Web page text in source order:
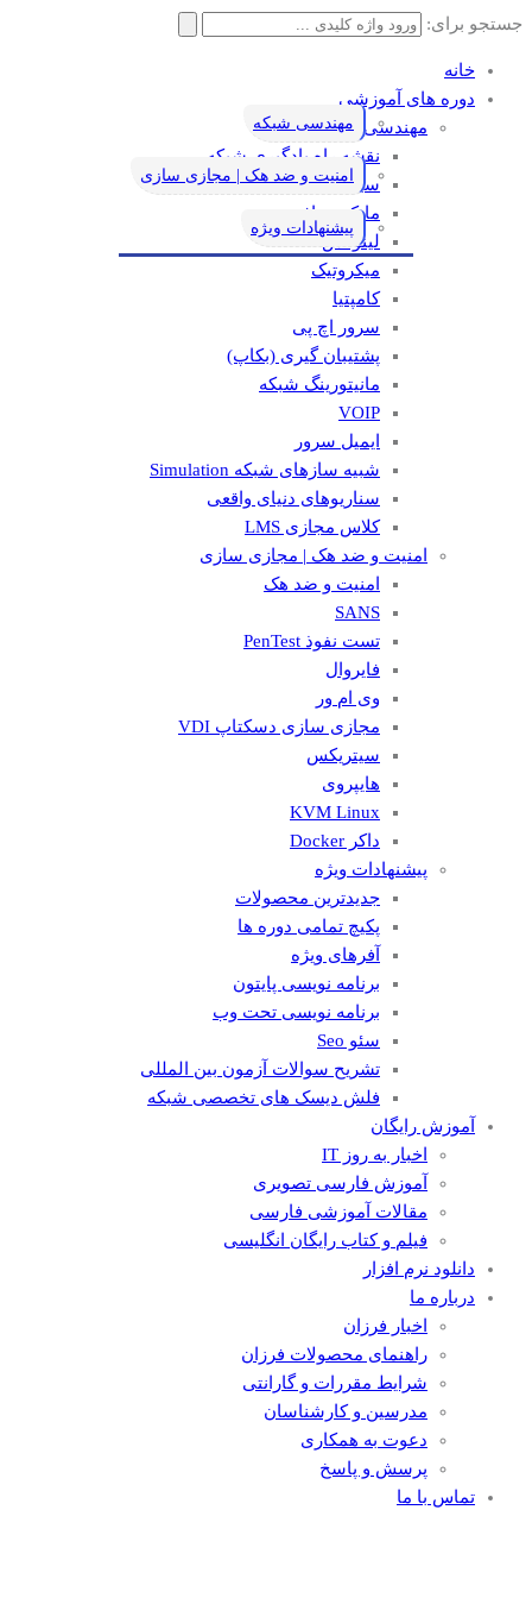
جستجو برای:
خانه
دوره های آموزشی
مهندسی شبکه
نقشه راه یادگیری شبکه
سیسکو
مایکروسافت
لینوکس
میکروتیک
کامپتیا
سرور اچ پی
پشتیبان گیری (بکاپ)
مانيتورينگ شبکه
VOIP
ایمیل سرور
شبیه سازهای شبکه Simulation
سناریوهای دنیای واقعی
کلاس مجازی LMS
امنیت و ضد هک | مجازی سازی
امنیت و ضد هک
SANS
تست نفوذ PenTest
فایروال
وی ام ور
مجازی سازی دسکتاپ VDI
سیتریکس
هایپروی
KVM Linux
داکر Docker
پیشنهادات ویژه
جدیدترین محصولات
پکیچ تمامی دوره ها
آفرهای ویژه
برنامه نویسی پایتون
برنامه نویسی تحت وب
سئو Seo
تشریح سوالات آزمون بین المللی
فلش دیسک های تخصصی شبکه
آموزش رایگان
اخبار به روز IT
آموزش فارسی تصویری
مقالات آموزشی فارسی
فیلم و کتاب رایگان انگلیسی
دانلود نرم افزار
درباره ما
اخبار فرزان
راهنمای محصولات فرزان
شرایط مقررات و گارانتی
مدرسین و کارشناسان
دعوت به همکاری
پرسش و پاسخ
تماس با ما
مهندسی شبکه
امنیت و ضد هک | مجازی سازی
پیشنهادات ویژه